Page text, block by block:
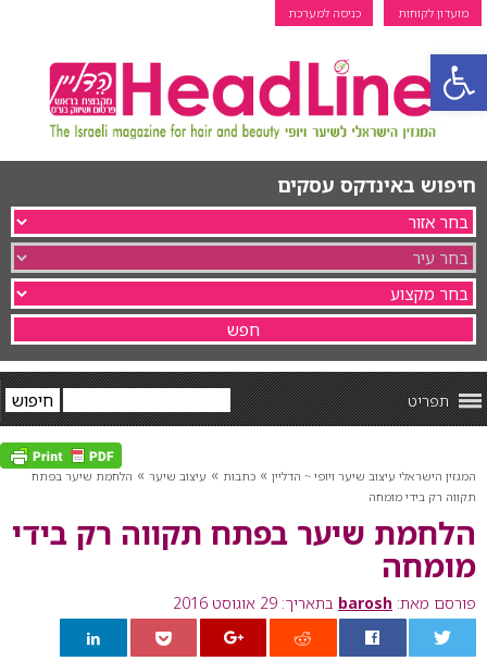
פתח סרגל נגישות
מועדון לקוחות כניסה למערכת
חיפוש באינדקס עסקים
תפריט
המגזין הישראלי עיצוב שיער ויופי ~ הדליין » כתבות » עיצוב שיער » הלחמת שיער בפתח
תקווה רק בידי מומחה
הלחמת שיער בפתח תקווה רק בידי
מומחה
פורסם מאת: barosh בתאריך: 29 אוגוסט 2016